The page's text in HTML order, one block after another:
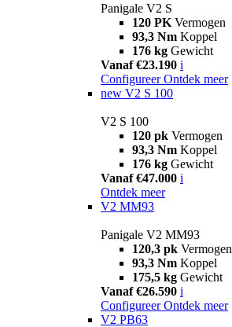
Panigale V2 S
120 PK Vermogen
93,3 Nm Koppel
176 kg Gewicht
Vanaf €23.190 i
Configureer Ontdek meer
new V2 S 100
V2 S 100
120 pk Vermogen
93,3 Nm Koppel
176 kg Gewicht
Vanaf €47.000 i
Ontdek meer
V2 MM93
Panigale V2 MM93
120,3 pk Vermogen
93,3 Nm Koppel
175,5 kg Gewicht
Vanaf €26.590 i
Configureer Ontdek meer
V2 PB63